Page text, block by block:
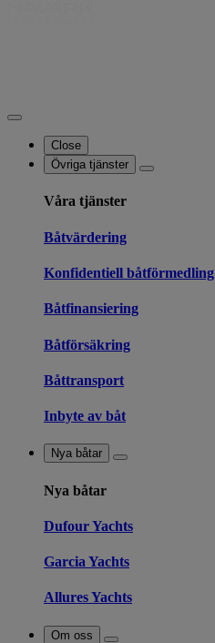
Close
Övriga tjänster
Våra tjänster
Båtvärdering
Konfidentiell båtförmedling
Båtfinansiering
Båtförsäkring
Båttransport
Inbyte av båt
Nya båtar
Nya båtar
Dufour Yachts
Garcia Yachts
Allures Yachts
Om oss